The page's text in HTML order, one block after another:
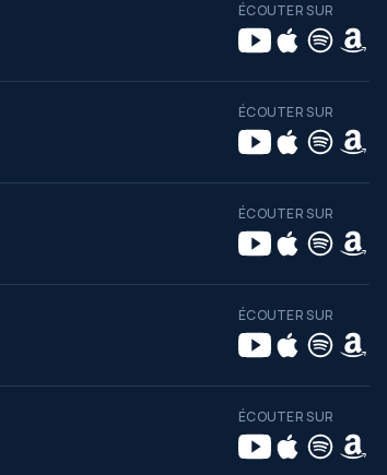
ÉCOUTER SUR
ÉCOUTER SUR
ÉCOUTER SUR
ÉCOUTER SUR
ÉCOUTER SUR